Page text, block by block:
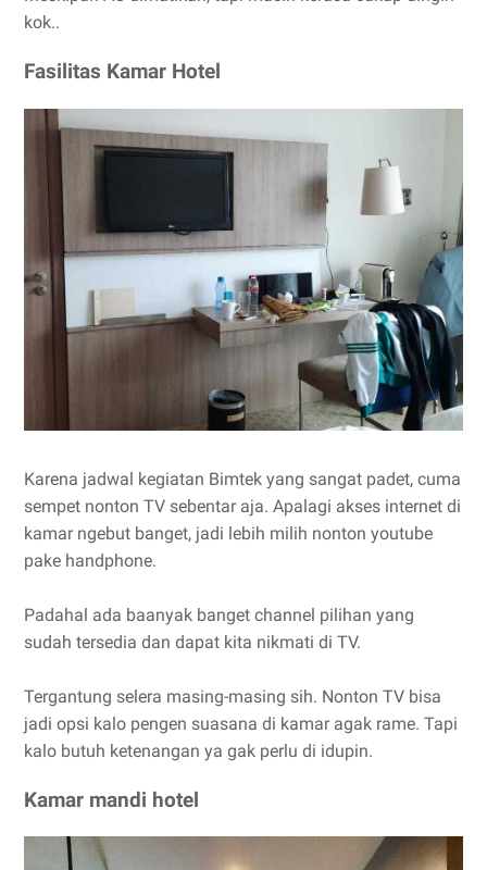
kok..
Fasilitas Kamar Hotel
Karena jadwal kegiatan Bimtek yang sangat padet, cuma
sempet nonton TV sebentar aja. Apalagi akses internet di
kamar ngebut banget, jadi lebih milih nonton youtube
pake handphone.
Padahal ada baanyak banget channel pilihan yang
sudah tersedia dan dapat kita nikmati di TV.
Tergantung selera masing-masing sih. Nonton TV bisa
jadi opsi kalo pengen suasana di kamar agak rame. Tapi
kalo butuh ketenangan ya gak perlu di idupin.
Kamar mandi hotel